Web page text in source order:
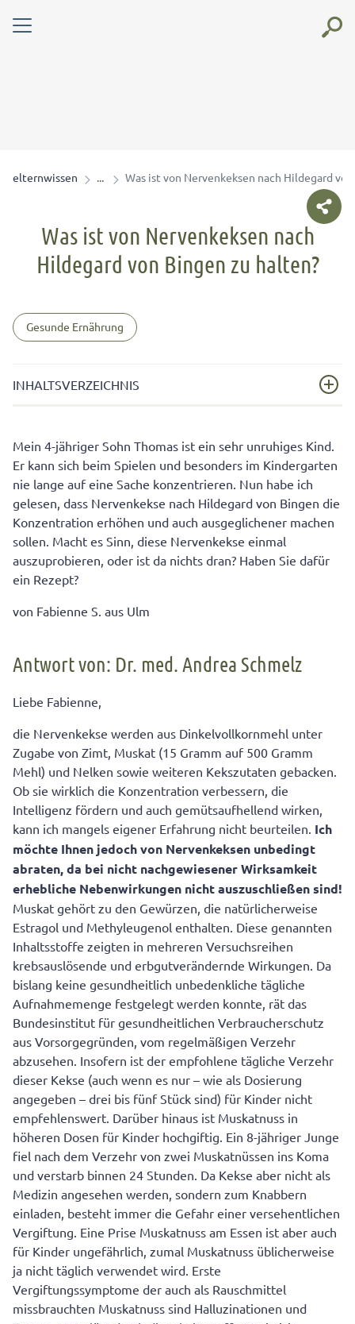
elternwissen Was ist von Nervenkeksen nach Hildegard
Was ist von Nervenkeksen nach
Hildegard von Bingen zu halten?
Gesunde Ernährung
INHALTSVERZEICHNIS
Mein 4-jähriger Sohn Thomas ist ein sehr unruhiges Kind.
Er kann sich beim Spielen und besonders im Kindergarten
nie lange auf eine Sache konzentrieren. Nun habe ich
gelesen, dass Nervenkekse nach Hildegard von Bingen die
Konzentration erhöhen und auch ausgeglichener machen
sollen. Macht es Sinn, diese Nervenkekse einmal
auszuprobieren, oder ist da nichts dran? Haben Sie dafür
ein Rezept?
von Fabienne S. aus Ulm
Antwort von: Dr. med. Andrea Schmelz
Liebe Fabienne,
die Nervenkekse werden aus Dinkelvollkornmehl unter
Zugabe von Zimt, Muskat (15 Gramm auf 500 Gramm
Mehl) und Nelken sowie weiteren Kekszutaten gebacken.
Ob sie wirklich die Konzentration verbessern, die
Intelligenz fördern und auch gemütsaufhellend wirken,
kann ich mangels eigener Erfahrung nicht beurteilen. Ich
möchte Ihnen jedoch von Nervenkeksen unbedingt
abraten, da bei nicht nachgewiesener Wirksamkeit
erhebliche Nebenwirkungen nicht auszuschließen sind!
Muskat gehört zu den Gewürzen, die natürlicherweise
Estragol und Methyleugenol enthalten. Diese genannten
Inhaltsstoffe zeigten in mehreren Versuchsreihen
krebsauslösende und erbgutverändernde Wirkungen. Da
bislang keine gesundheitlich unbedenkliche tägliche
Aufnahmemenge festgelegt werden konnte, rät das
Bundesinstitut für gesundheitlichen Verbraucherschutz
aus Vorsorgegründen, vom regelmäßigen Verzehr
abzusehen. Insofern ist der empfohlene tägliche Verzehr
dieser Kekse (auch wenn es nur – wie als Dosierung
angegeben – drei bis fünf Stück sind) für Kinder nicht
empfehlenswert. Darüber hinaus ist Muskatnuss in
höheren Dosen für Kinder hochgiftig. Ein 8-jähriger Junge
fiel nach dem Verzehr von zwei Muskatnüssen ins Koma
und verstarb binnen 24 Stunden. Da Kekse aber nicht als
Medizin angesehen werden, sondern zum Knabbern
einladen, besteht immer die Gefahr einer versehentlichen
Vergiftung. Eine Prise Muskatnuss am Essen ist aber auch
für Kinder ungefährlich, zumal Muskatnuss üblicherweise
ja nicht täglich verwendet wird. Erste
Vergiftungssymptome der auch als Rauschmittel
missbrauchten Muskatnuss sind Halluzinationen und